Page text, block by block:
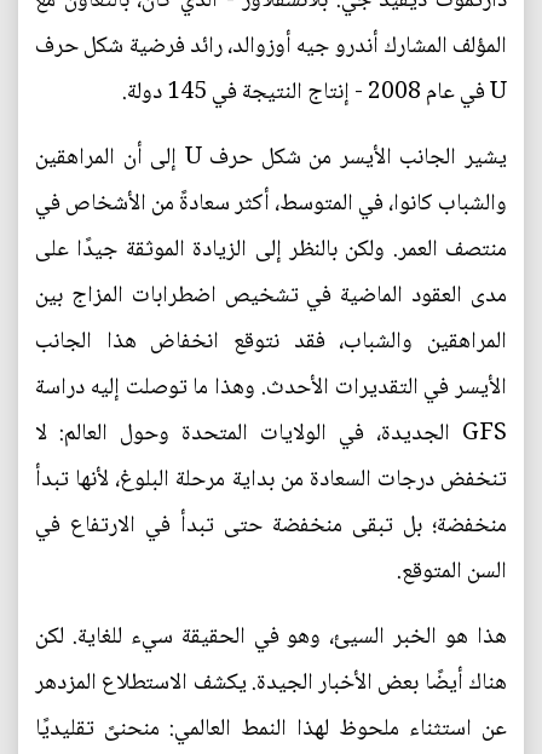
المؤلف المشارك أندرو جيه أوزوالد، رائد فرضية شكل حرف
U في عام 2008 - إنتاج النتيجة في 145 دولة.
يشير الجانب الأيسر من شكل حرف U إلى أن المراهقين
والشباب كانوا، في المتوسط، أكثر سعادةً من الأشخاص في
منتصف العمر. ولكن بالنظر إلى الزيادة الموثقة جيدًا على
مدى العقود الماضية في تشخيص اضطرابات المزاج بين
المراهقين والشباب، فقد نتوقع انخفاض هذا الجانب
الأيسر في التقديرات الأحدث. وهذا ما توصلت إليه دراسة
GFS الجديدة، في الولايات المتحدة وحول العالم: لا
تنخفض درجات السعادة من بداية مرحلة البلوغ، لأنها تبدأ
منخفضة؛ بل تبقى منخفضة حتى تبدأ في الارتفاع في
السن المتوقع.
هذا هو الخبر السيئ، وهو في الحقيقة سيء للغاية. لكن
هناك أيضًا بعض الأخبار الجيدة. يكشف الاستطلاع المزدهر
عن استثناء ملحوظ لهذا النمط العالمي: منحنىً تقليديًا